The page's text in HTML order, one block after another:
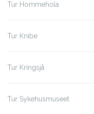
Tur Hommehola
Tur Knibe
Tur Kringsjå
Tur Sykehusmuseet